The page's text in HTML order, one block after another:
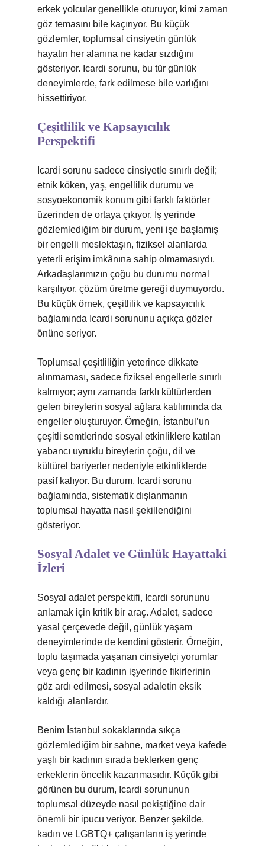
erkek yolcular genellikle oturuyor, kimi zaman
göz temasını bile kaçırıyor. Bu küçük
gözlemler, toplumsal cinsiyetin günlük
hayatın her alanına ne kadar sızdığını
gösteriyor. Icardi sorunu, bu tür günlük
deneyimlerde, fark edilmese bile varlığını
hissettiriyor.
Çeşitlilik ve Kapsayıcılık
Perspektifi
Icardi sorunu sadece cinsiyetle sınırlı değil;
etnik köken, yaş, engellilik durumu ve
sosyoekonomik konum gibi farklı faktörler
üzerinden de ortaya çıkıyor. İş yerinde
gözlemlediğim bir durum, yeni işe başlamış
bir engelli meslektaşın, fiziksel alanlarda
yeterli erişim imkânına sahip olmamasıydı.
Arkadaşlarımızın çoğu bu durumu normal
karşılıyor, çözüm üretme gereği duymuyordu.
Bu küçük örnek, çeşitlilik ve kapsayıcılık
bağlamında Icardi sorununu açıkça gözler
önüne seriyor.
Toplumsal çeşitliliğin yeterince dikkate
alınmaması, sadece fiziksel engellerle sınırlı
kalmıyor; aynı zamanda farklı kültürlerden
gelen bireylerin sosyal ağlara katılımında da
engeller oluşturuyor. Örneğin, İstanbul’un
çeşitli semtlerinde sosyal etkinliklere katılan
yabancı uyruklu bireylerin çoğu, dil ve
kültürel bariyerler nedeniyle etkinliklerde
pasif kalıyor. Bu durum, Icardi sorunu
bağlamında, sistematik dışlanmanın
toplumsal hayatta nasıl şekillendiğini
gösteriyor.
Sosyal Adalet ve Günlük Hayattaki
İzleri
Sosyal adalet perspektifi, Icardi sorununu
anlamak için kritik bir araç. Adalet, sadece
yasal çerçevede değil, günlük yaşam
deneyimlerinde de kendini gösterir. Örneğin,
toplu taşımada yaşanan cinsiyetçi yorumlar
veya genç bir kadının işyerinde fikirlerinin
göz ardı edilmesi, sosyal adaletin eksik
kaldığı alanlardır.
Benim İstanbul sokaklarında sıkça
gözlemlediğim bir sahne, market veya kafede
yaşlı bir kadının sırada beklerken genç
erkeklerin öncelik kazanmasıdır. Küçük gibi
görünen bu durum, Icardi sorununun
toplumsal düzeyde nasıl pekiştiğine dair
önemli bir ipucu veriyor. Benzer şekilde,
kadın ve LGBTQ+ çalışanların iş yerinde